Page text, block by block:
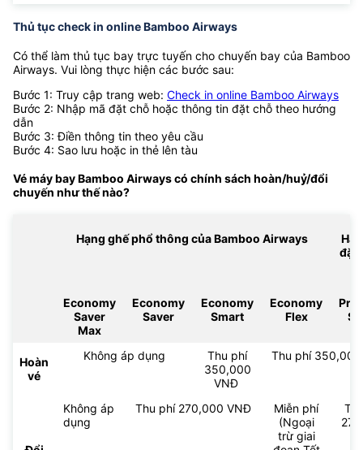
Thủ tục check in online Bamboo Airways
Có thể làm thủ tục bay trực tuyến cho chuyến bay của Bamboo
Airways. Vui lòng thực hiện các bước sau:
Bước 1: Truy cập trang web: Check in online Bamboo Airways
Bước 2: Nhập mã đặt chỗ hoặc thông tin đặt chỗ theo hướng
dẫn
Bước 3: Điền thông tin theo yêu cầu
Bước 4: Sao lưu hoặc in thẻ lên tàu
Vé máy bay Bamboo Airways có chính sách hoàn/huỷ/đổi
chuyến như thế nào?
Hạng ghế phổ thông của Bamboo Airways
đặc
Economy
Saver
Max
Economy
Saver
Economy
Smart
Economy
Flex
Hoàn
vé
Không áp dụng
Thu phí
350,000
VNĐ
Thu phí
Không áp
dụng
Thu phí 270,000 VNĐ
Miễn phí
(Ngoại
trừ giai